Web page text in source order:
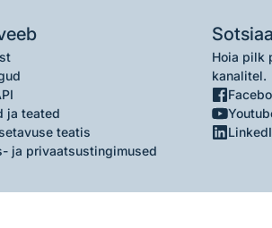
ja teated
teatis
ja privaatsustingimused
Hoia pilk
kanalitel.